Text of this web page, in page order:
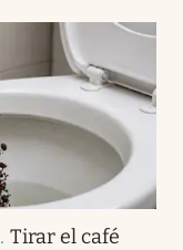
. Tirar el café